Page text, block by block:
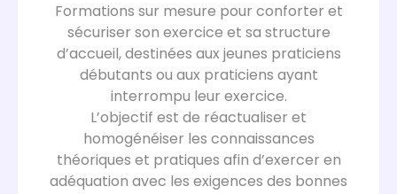
Formations sur mesure pour conforter et
sécuriser son exercice et sa structure
d’accueil, destinées aux jeunes praticiens
débutants ou aux praticiens ayant
interrompu leur exercice.
L’objectif est de réactualiser et
homogénéiser les connaissances
théoriques et pratiques afin d’exercer en
adéquation avec les exigences des bonnes